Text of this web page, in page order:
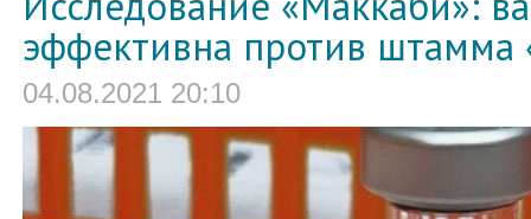
эффективна против штамма
04.08.2021 20:10